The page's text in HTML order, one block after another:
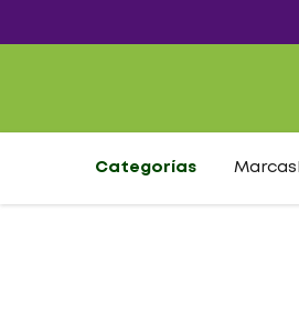
Categorías Marcas